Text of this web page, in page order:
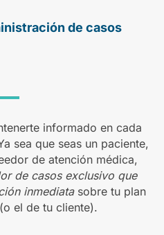
de casos
informado en cada
sea que seas un paciente,
de atención médica,
de casos exclusivo que
inmediatasobre tu plan
el de tu cliente).